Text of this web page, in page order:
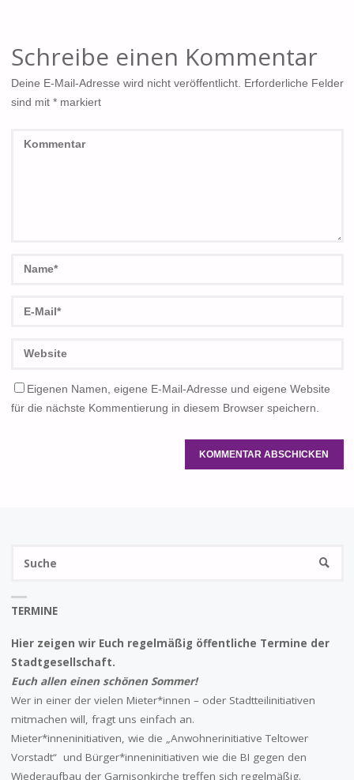
Schreibe einen Kommentar
Deine E-Mail-Adresse wird nicht veröffentlicht. Erforderliche Felder
sind mit *markiert
Eigenen Namen, eigene E-Mail-Adresse und eigene Website
für die nächste Kommentierung in diesem Browser speichern.
SUCHE
TERMINE
Hier zeigen wir Euch regelmäßig öffentliche Termine der
Stadtgesellschaft.
Euch allen einen schönen Sommer!
Wer in einer der vielen Mieter*innen – oder Stadtteilinitiativen
mitmachen will, fragt uns einfach an.
Mieter*inneninitiativen, wie die „Anwohnerinitiative Teltower
Vorstadt“ und Bürger*inneninitiativen wie die BI gegen den
Wiederaufbau der Garnisonkirche treffen sich regelmäßig.